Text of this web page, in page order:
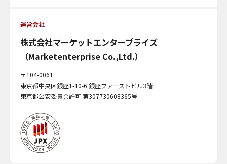
運営会社
株式会社マーケットエンタープライズ
（Marketenterprise Co.,Ltd.）
〒104-0061
東京都中央区銀座1-10-6 銀座ファーストビル3階
東京都公安委員会許可 第307730608365号